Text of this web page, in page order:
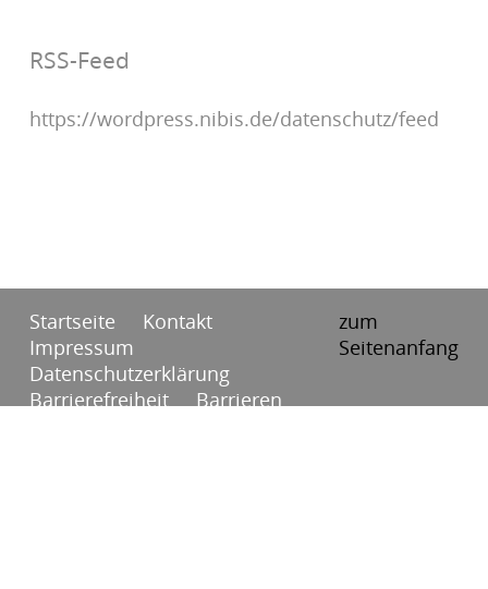
RSS-Feed
https://wordpress.nibis.de/datenschutz/feed
Startseite
Kontakt
Impressum
Datenschutzerklärung
Barrierefreiheit
Barrieren
zum
Seitenanfang